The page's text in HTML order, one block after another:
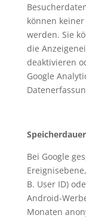
können
werden. Sie
die
deaktivieren
Google
Speicherdauer
Bei Google
B. User ID)
Android-
Monaten